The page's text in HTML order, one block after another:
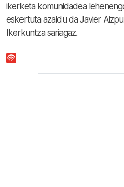
ikerketa komunidadea
eskertuta azaldu da Javier
Ikerkuntza sariagaz.